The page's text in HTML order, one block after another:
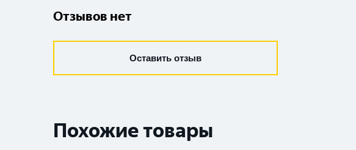
Отзывов нет
Оставить отзыв
Похожие товары